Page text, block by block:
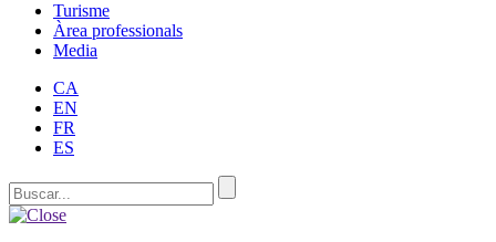
Turisme
Àrea professionals
Media
CA
EN
FR
ES